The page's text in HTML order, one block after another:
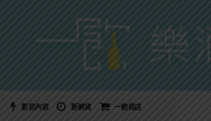
影音內容 新鮮貨 一飲商店